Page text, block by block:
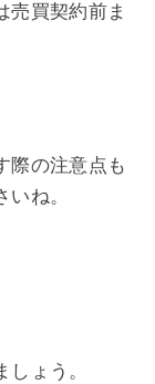
売買契約前ま
際の注意点も
ね。
ょう。